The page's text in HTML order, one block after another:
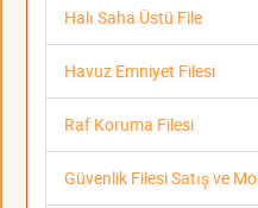
Halı Saha Üstü File
Havuz Emniyet Filesi
Raf Koruma Filesi
Güvenlik Filesi Satış ve